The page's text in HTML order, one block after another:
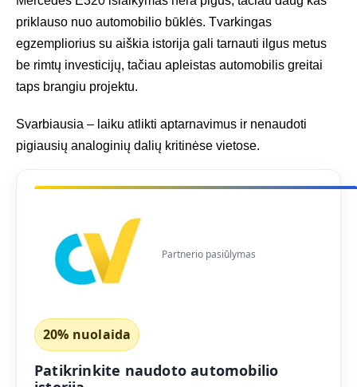
priklauso nuo automobilio būklės. Tvarkingas
egzempliorius su aiškia istorija gali tarnauti ilgus metus
be rimtų investicijų, tačiau apleistas automobilis greitai
taps brangiu projektu.
Svarbiausia – laiku atlikti aptarnavimus ir nenaudoti
pigiausių analoginių dalių kritinėse vietose.
Partnerio pasiūlymas
20% nuolaida
Patikrinkite naudoto automobilio